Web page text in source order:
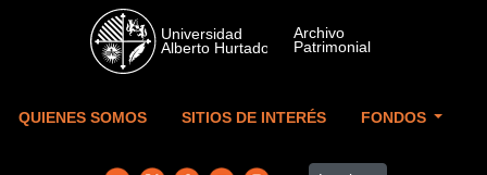
Skip to main content
QUIENES SOMOS SITIOS DE INTERÉS FONDOS